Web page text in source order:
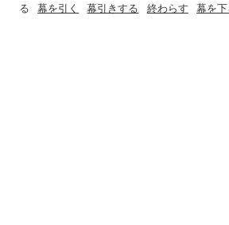
る
幕を引く 幕引きする 終わらす 幕を下